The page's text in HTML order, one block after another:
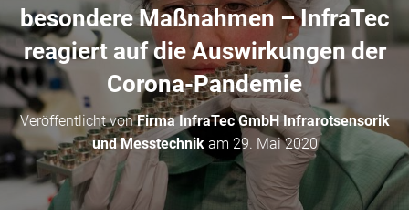
I
O
N
S
C
L
T
besondere Maßnahmen – InfraTec
reagiert auf die Auswirkungen der
Corona-Pandemie
Veröffentlicht vonFirma InfraTec GmbH Infrarotsensorik
und Messtechnikam 29. Mai 2020